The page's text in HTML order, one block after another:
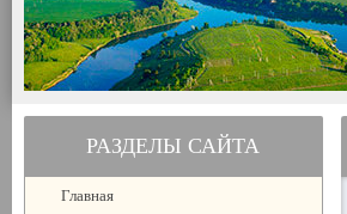
РАЗДЕЛЫ САЙТА
Главная